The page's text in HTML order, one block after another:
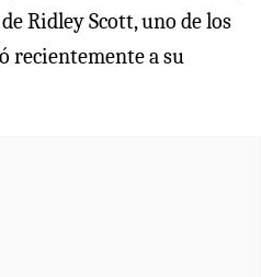
de Ridley Scott, uno de los
recientemente a su